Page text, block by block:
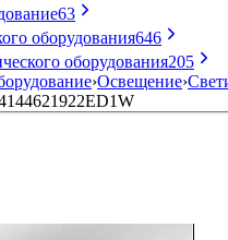
63
оборудования646
оборудования205
›Освещение›